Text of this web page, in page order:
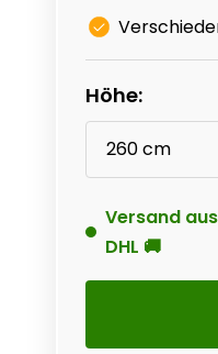
Höhe:
260 cm
Versand
DHL 🚚